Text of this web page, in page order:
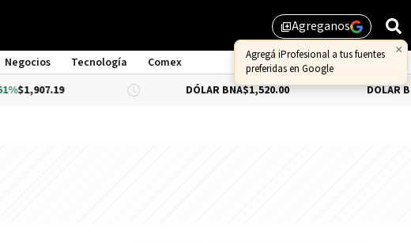
library_addAgreganos
×
Agregá iProfesional a tus fuentes
preferidas en Google
Negocios Tecnología
Comex
DÓLAR BNA$1,520.00 DÓLAR BLUE